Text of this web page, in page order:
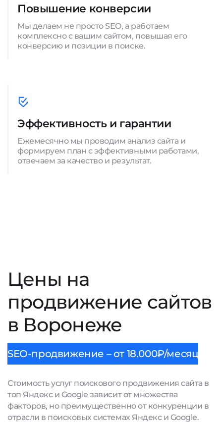
Повышение конверсии
Мы делаем не просто SEO, а работаем
комплексно с вашим сайтом, повышая его
конверсию и позиции в поиске.
Эффективность и гарантии
Ежемесячно мы проводим анализ сайта и
формируем план с эффективными работами,
отвечаем за качество и результат.
Цены на
продвижение сайтов
в Воронеже
SEO-продвижение – от 18.000₽/месяц
Стоимость услуг поискового продвижения сайта в
топ Яндекс и Google зависит от множества
факторов, но преимущественно от конкуренции в
отрасли в поисковых системах Яндекс и Google.